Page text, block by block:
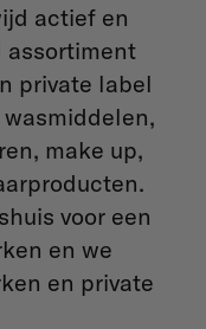
actief en
assortiment
private label
make up,
voor een
en we
en private